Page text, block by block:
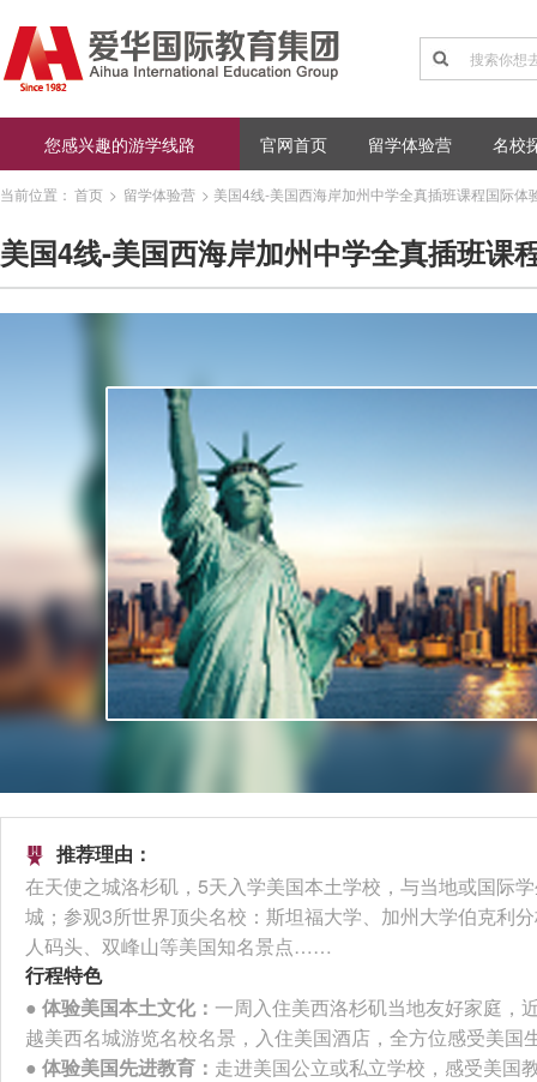
您感兴趣的游学线路 官网首页 留学体验营 名校
当前位置： 首页 > 留学体验营 > 美国4线-美国西海岸加州中学全真插班课程国际体
美国4线-美国西海岸加州中学全真插班课

推荐理由：
在天使之城洛杉矶，5天入学美国本土学校，与当地或国际
城；参观3所世界顶尖名校：斯坦福大学、加州大学伯克利
人码头、双峰山等美国知名景点……
行程特色
● 体验美国本土文化： 一周入住美西洛杉矶当地友好家庭，
越美西名城游览名校名景，入住美国酒店，全方位感受美国
● 体验美国先进教育： 走进美国公立或私立学校，感受美国